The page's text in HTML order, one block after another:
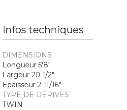
Infos techniques
DIMENSIONS
Longueur 5'8"
Largeur 20 1/2"
Epaisseur 2 11/16"
TYPE DE DÉRIVES
TWIN